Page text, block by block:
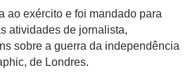
ao exército e foi mandado para
atividades de jornalista,
sobre a guerra da independência
de Londres.